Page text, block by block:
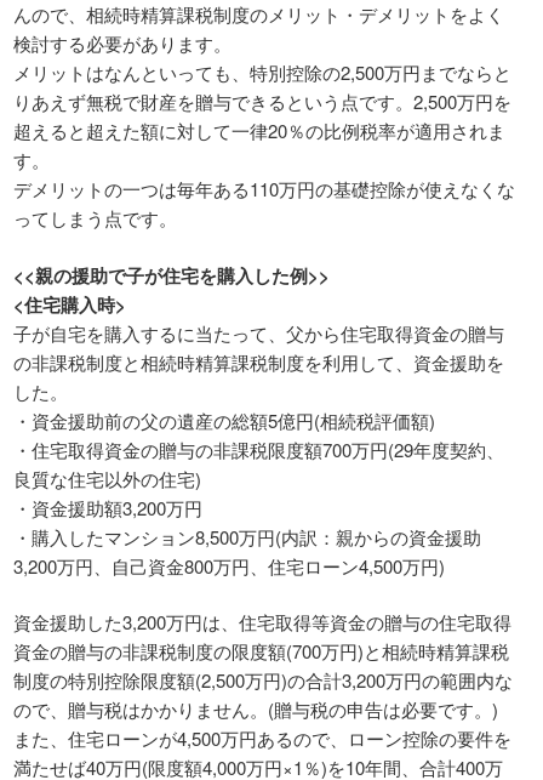
んので、相続時精算課税制度のメリット・デメリットをよく
検討する必要があります。
メリットはなんといっても、特別控除の2,500万円までならと
りあえず無税で財産を贈与できるという点です。2,500万円を
超えると超えた額に対して一律20％の比例税率が適用されま
す。
デメリットの一つは毎年ある110万円の基礎控除が使えなくな
ってしまう点です。
<<親の援助で子が住宅を購入した例>>
<住宅購入時>
子が自宅を購入するに当たって、父から住宅取得資金の贈与
の非課税制度と相続時精算課税制度を利用して、資金援助を
した。
・資金援助前の父の遺産の総額5億円(相続税評価額)
・住宅取得資金の贈与の非課税限度額700万円(29年度契約、
良質な住宅以外の住宅)
・資金援助額3,200万円
・購入したマンション8,500万円(内訳：親からの資金援助
3,200万円、自己資金800万円、住宅ローン4,500万円)
資金援助した3,200万円は、住宅取得等資金の贈与の住宅取得
資金の贈与の非課税制度の限度額(700万円)と相続時精算課税
制度の特別控除限度額(2,500万円)の合計3,200万円の範囲内な
ので、贈与税はかかりません。(贈与税の申告は必要です。)
また、住宅ローンが4,500万円あるので、ローン控除の要件を
満たせば40万円(限度額4,000万円×1％)を10年間、合計400万